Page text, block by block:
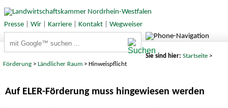
Presse| Wir| Karriere| Kontakt| Wegweiser
Sie sind hier: Startseite>
Förderung >Ländlicher Raum > Hinweispflicht
Auf ELER-Förderung muss hingewiesen werden